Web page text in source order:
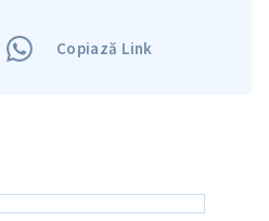
Copiază Link